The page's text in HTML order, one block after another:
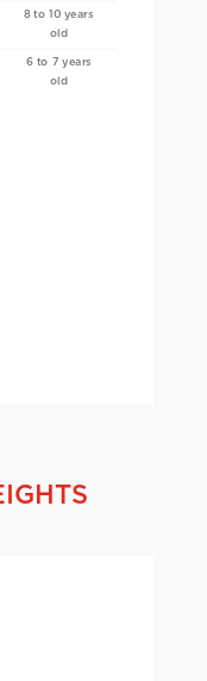
8 to 10 years
old
6 to 7 years
old